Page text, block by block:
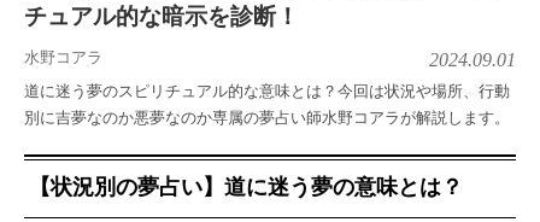
チュアル的な暗示を診断！
水野コアラ 2024.09.01
道に迷う夢のスピリチュアル的な意味とは？今回は状況や場所、行動
別に吉夢なのか悪夢なのか専属の夢占い師水野コアラが解説します。
【状況別の夢占い】道に迷う夢の意味とは？